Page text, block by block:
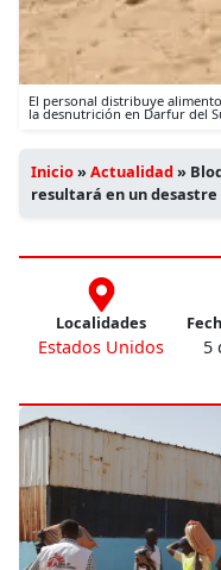
El personal distribuye
la desnutrición en Darfur del
Inicio»Actualidad»
resultará en un
Localidades
Estados Unidos
5